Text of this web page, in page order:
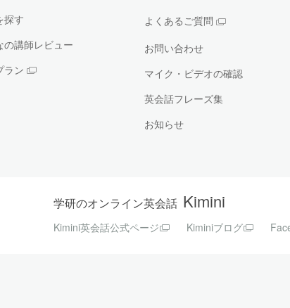
探す
の講師レビュー
ラン
よくあるご質問
お問い合わせ
マイク・ビデオの確認
英会話フレーズ集
お知らせ
学研のオンライン英会話 Kimini
Kimini英会話公式ページ Kiminiブログ